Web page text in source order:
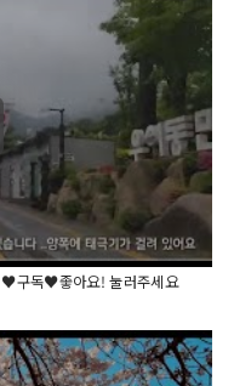
♥구독♥좋아요! 눌러주세요